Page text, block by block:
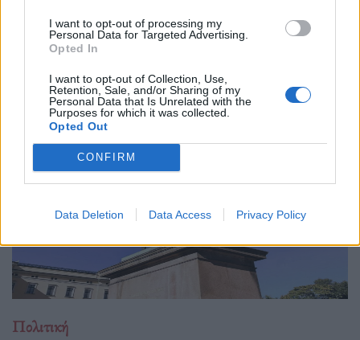
I want to opt-out of processing my
Personal Data for Targeted Advertising.
Opted In
I want to opt-out of Collection, Use,
Retention, Sale, and/or Sharing of my
Personal Data that Is Unrelated with the
Purposes for which it was collected.
Opted Out
CONFIRM
Data Deletion Data Access Privacy Policy
Οι δηλώσεις Τραμπ για «παύση βομβαρδισμών» δεν
αφορούν ημερομηνίες, αλλά τον τρόπο που ο πόλεμος
γλώσσας.
Πολιτική